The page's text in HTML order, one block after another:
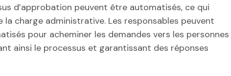
d’approbation peuvent être automatisés, ce qui
charge administrative. Les responsables peuvent
pour acheminer les demandes vers les personnes
ainsi le processus et garantissant des réponses